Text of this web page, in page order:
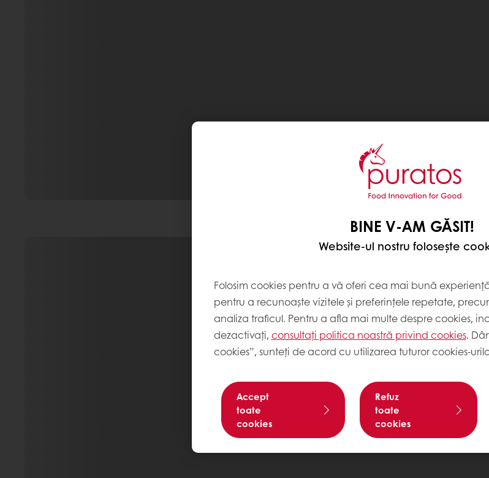
BINE V-AM GĂSIT!
Website-ul nostru folosește
Folosim cookies pentru a vă oferi cea mai bună
pentru a recunoaște vizitele și preferințele repetate,
analiza traficul. Pentru a afla mai multe despre cookies,
dezactivați, consultați politica noastră privind cookies.
cookies”, sunteți de acord cu utilizarea tuturor cookies-
Accept
toate
cookies
Refuz
toate
cookies